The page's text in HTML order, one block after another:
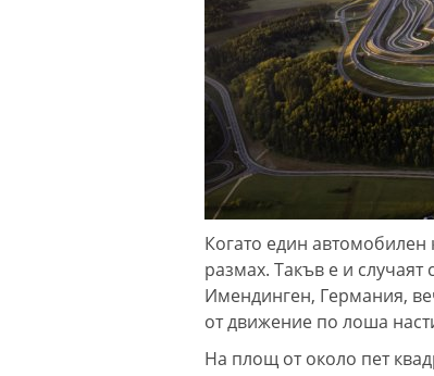
Когато един автомобилен
размах. Такъв е и
Имендинген, Германия,
от движение по лоша
На площ от около пет